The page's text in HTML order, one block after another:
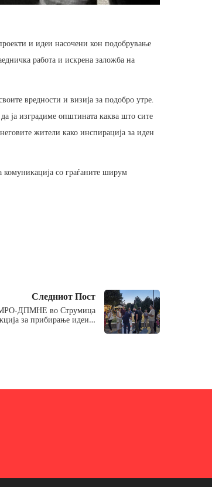
и идеи насочени кон подобрување
работа и искрена заложба на
вредности и визија за подобро утре.
ја изградиме општината каква што сите
жители како инспирација за иден
комуникација со граѓаните ширум
Следниот Пост
ДПМНЕ во Струмица
за прибирање идеи…